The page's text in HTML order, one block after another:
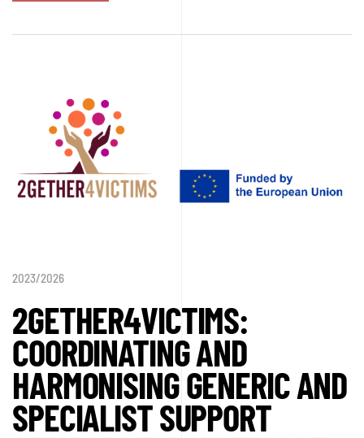
2023/2026
2GETHER4VICTIMS:
COORDINATING AND
HARMONISING GENERIC AND
SPECIALIST SUPPORT